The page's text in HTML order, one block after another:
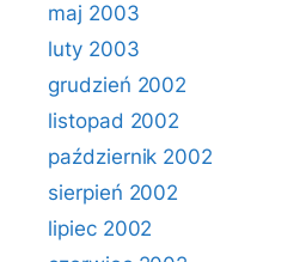
maj 2003
luty 2003
grudzień 2002
listopad 2002
październik 2002
sierpień 2002
lipiec 2002